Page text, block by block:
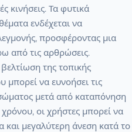
κινήσεις. Τα φυτικά
ενδέχεται να
προσφέροντας μια
από τις αρθρώσεις.
της τοπικής
μπορεί να ευνοήσει τις
μετά από καταπόνηση
οι χρήστες μπορεί να
και μεγαλύτερη άνεση κατά το